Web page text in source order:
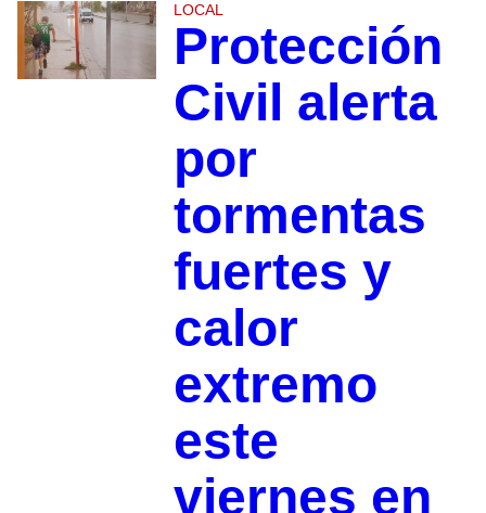
LOCAL
Protección
Civil alerta
por
tormentas
fuertes y
calor
extremo
este
viernes en